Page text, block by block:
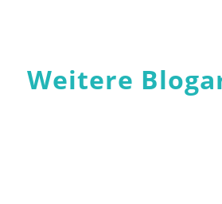
Weitere